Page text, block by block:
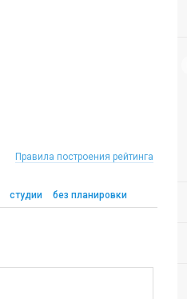
Правила построения рейтинга
студии без планировки